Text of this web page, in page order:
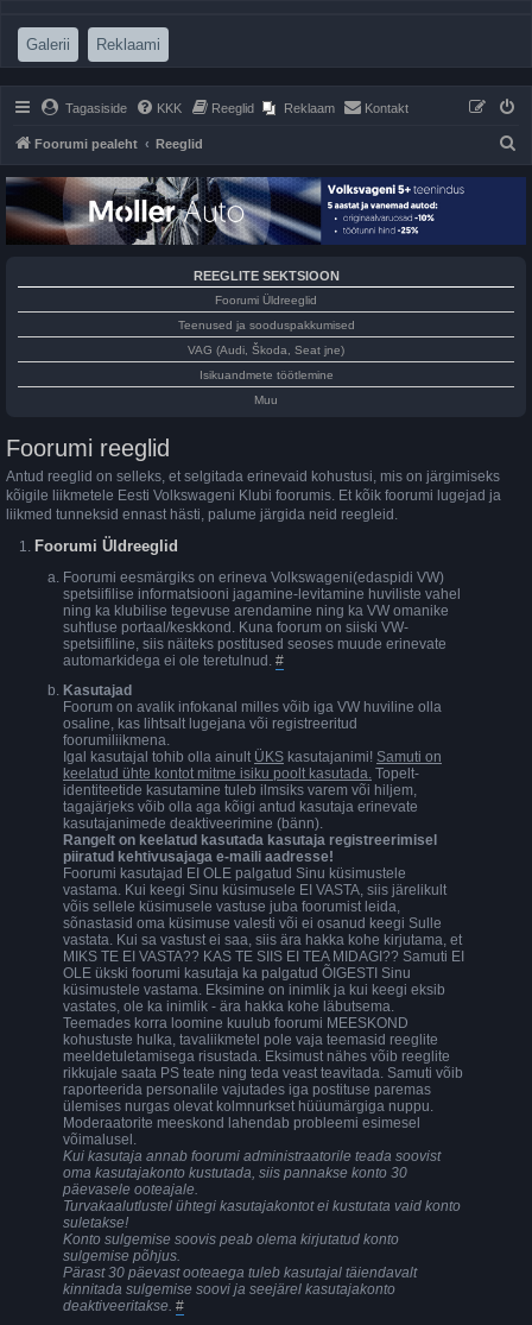
Galerii (Opens a new tab)
Reklaami
Tagasiside KKK Reeglid Reklaam Kontakt
Foorumi pealeht Reeglid
REEGLITE SEKTSIOON
Foorumi Üldreeglid
Teenused ja sooduspakkumised
VAG (Audi, Škoda, Seat jne)
Isikuandmete töötlemine
Muu
Foorumi reeglid
Antud reeglid on selleks, et selgitada erinevaid kohustusi, mis on järgimiseks
kõigile liikmetele Eesti Volkswageni Klubi foorumis. Et kõik foorumi lugejad ja
liikmed tunneksid ennast hästi, palume järgida neid reegleid.
Foorumi Üldreeglid
Foorumi eesmärgiks on erineva Volkswageni(edaspidi VW)
spetsiifilise informatsiooni jagamine-levitamine huviliste vahel
ning ka klubilise tegevuse arendamine ning ka VW omanike
suhtluse portaal/keskkond. Kuna foorum on siiski VW-
spetsiifiline, siis näiteks postitused seoses muude erinevate
automarkidega ei ole teretulnud. #
Kasutajad
Foorum on avalik infokanal milles võib iga VW huviline olla
osaline, kas lihtsalt lugejana või registreeritud
foorumiliikmena.
Igal kasutajal tohib olla ainult ÜKS kasutajanimi! Samuti on
keelatud ühte kontot mitme isiku poolt kasutada. Topelt-
identiteetide kasutamine tuleb ilmsiks varem või hiljem,
tagajärjeks võib olla aga kõigi antud kasutaja erinevate
kasutajanimede deaktiveerimine (bänn).
Rangelt on keelatud kasutada kasutaja registreerimisel
piiratud kehtivusajaga e-maili aadresse!
Foorumi kasutajad EI OLE palgatud Sinu küsimustele
vastama. Kui keegi Sinu küsimusele EI VASTA, siis järelikult
võis sellele küsimusele vastuse juba foorumist leida,
sõnastasid oma küsimuse valesti või ei osanud keegi Sulle
vastata. Kui sa vastust ei saa, siis ära hakka kohe kirjutama, et
MIKS TE EI VASTA?? KAS TE SIIS EI TEA MIDAGI?? Samuti EI
OLE ükski foorumi kasutaja ka palgatud ÕIGESTI Sinu
küsimustele vastama. Eksimine on inimlik ja kui keegi eksib
vastates, ole ka inimlik - ära hakka kohe läbutsema.
Teemades korra loomine kuulub foorumi MEESKOND
kohustuste hulka, tavaliikmetel pole vaja teemasid reeglite
meeldetuletamisega risustada. Eksimust nähes võib reeglite
rikkujale saata PS teate ning teda veast teavitada. Samuti võib
raporteerida personalile vajutades iga postituse paremas
ülemises nurgas olevat kolmnurkset hüüumärgiga nuppu.
Moderaatorite meeskond lahendab probleemi esimesel
võimalusel.
Kui kasutaja annab foorumi administraatorile teada soovist
oma kasutajakonto kustutada, siis pannakse konto 30
päevasele ooteajale.
Turvakaalutlustel ühtegi kasutajakontot ei kustutata vaid konto
suletakse!
Konto sulgemise soovis peab olema kirjutatud konto
sulgemise põhjus.
Pärast 30 päevast ooteaega tuleb kasutajal täiendavalt
kinnitada sulgemise soovi ja seejärel kasutajakonto
deaktiveeritakse. #